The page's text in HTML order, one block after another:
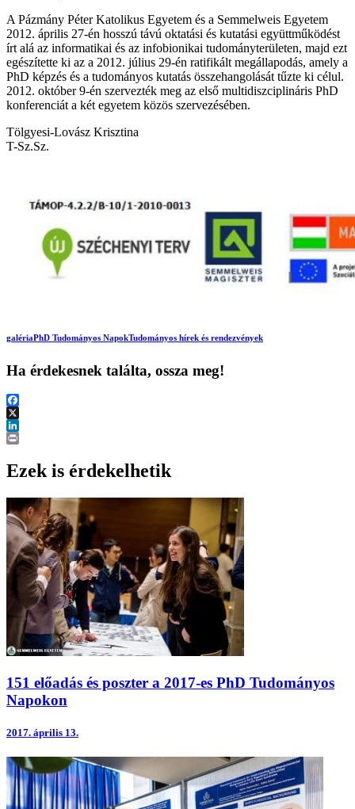
A Pázmány Péter Katolikus Egyetem és a Semmelweis Egyetem
2012. április 27-én hosszú távú oktatási és kutatási együttműködést
írt alá az informatikai és az infobionikai tudományterületen, majd ezt
egészítette ki az a 2012. július 29-én ratifikált megállapodás, amely a
PhD képzés és a tudományos kutatás összehangolását tűzte ki célul.
2012. október 9-én szervezték meg az első multidiszciplináris PhD
konferenciát a két egyetem közös szervezésében.
Tölgyesi-Lovász Krisztina
T-Sz.Sz.
galériaPhD Tudományos NapokTudományos hírek és rendezvények
Ha érdekesnek találta, ossza meg!
Facebook
X
LinkedIn
Ezek is érdekelhetik
151 előadás és poszter a 2017-es PhD Tudományos
Napokon
2017. április 13.